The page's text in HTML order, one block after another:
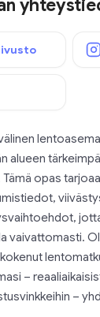
alueen
opas
vaivattomasti.
–
–